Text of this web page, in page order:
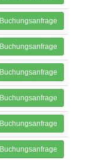
Buchungsanfrage
Buchungsanfrage
Buchungsanfrage
Buchungsanfrage
Buchungsanfrage
Buchungsanfrage